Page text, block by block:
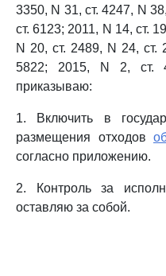
3350, N 31, ст. 4247, N
ст. 6123; 2011, N 14, ст.
N 20, ст. 2489, N 24, ст.
5822; 2015, N 2, ст.
приказываю:
1. Включить в
размещения отходов
согласно приложению.
2. Контроль за
оставляю за собой.